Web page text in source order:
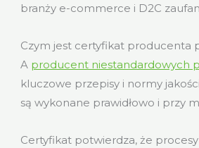
branży e-commerce i D2C
Czym jest certyfikat producenta
A producent niestandardowych
kluczowe przepisy i normy
są wykonane prawidłowo i przy
Certyfikat potwierdza, że